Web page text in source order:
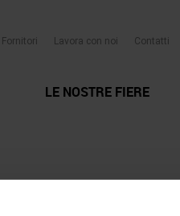
Fornitori Lavora con noi Contatti
LE NOSTRE FIERE